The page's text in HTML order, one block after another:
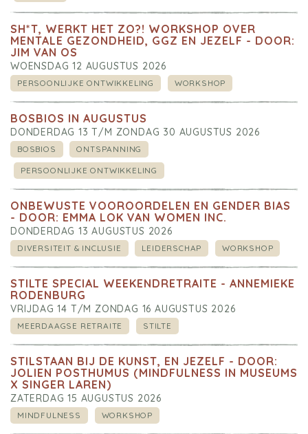
SH*T, WERKT HET ZO?! WORKSHOP OVER
MENTALE GEZONDHEID, GGZ EN JEZELF - DOOR:
JIM VAN OS
WOENSDAG 12 AUGUSTUS 2026
PERSOONLIJKE ONTWIKKELING WORKSHOP
BOSBIOS IN AUGUSTUS
DONDERDAG 13 T/M ZONDAG 30 AUGUSTUS 2026
BOSBIOS ONTSPANNING
PERSOONLIJKE ONTWIKKELING
ONBEWUSTE VOOROORDELEN EN GENDER BIAS
- DOOR: EMMA LOK VAN WOMEN INC.
DONDERDAG 13 AUGUSTUS 2026
DIVERSITEIT & INCLUSIE LEIDERSCHAP WORKSHOP
STILTE SPECIAL WEEKENDRETRAITE - ANNEMIEKE
RODENBURG
VRIJDAG 14 T/M ZONDAG 16 AUGUSTUS 2026
MEERDAAGSE RETRAITE STILTE
STILSTAAN BIJ DE KUNST, EN JEZELF - DOOR:
JOLIEN POSTHUMUS (MINDFULNESS IN MUSEUMS
X SINGER LAREN)
ZATERDAG 15 AUGUSTUS 2026
MINDFULNESS WORKSHOP